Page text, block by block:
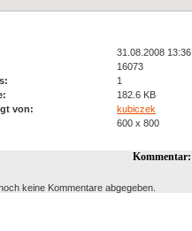
31.08.2008 13:36
16073
1
182.6 KB
von:
kubiczek
600 x 800
Kommentar:
keine Kommentare abgegeben.